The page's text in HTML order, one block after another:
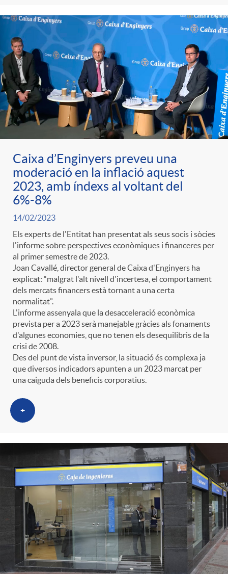
Caixa d’Enginyers preveu una
moderació en la inflació aquest
2023, amb índexs al voltant del
6%-8%
14/02/2023
Els experts de l'Entitat han presentat als seus socis i sòcies
l'informe sobre perspectives econòmiques i financeres per
al primer semestre de 2023.
Joan Cavallé, director general de Caixa d'Enginyers ha
explicat: “malgrat l'alt nivell d'incertesa, el comportament
dels mercats financers està tornant a una certa
normalitat”.
L'informe assenyala que la desacceleració econòmica
prevista per a 2023 serà manejable gràcies als fonaments
d'algunes economies, que no tenen els desequilibris de la
crisi de 2008.
Des del punt de vista inversor, la situació és complexa ja
que diversos indicadors apunten a un 2023 marcat per
una caiguda dels beneficis corporatius.
+